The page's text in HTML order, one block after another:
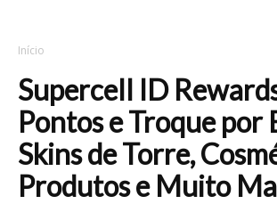
Início
Supercell ID
Pontos e Troque por
Skins de Torre,
Produtos e Muito